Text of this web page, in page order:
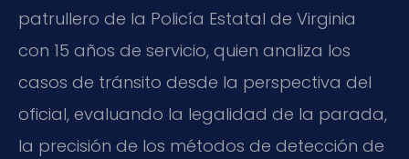
patrullero de la Policía Estatal de Virginia
con 15 años de servicio, quien analiza los
casos de tránsito desde la perspectiva del
oficial, evaluando la legalidad de la parada,
la precisión de los métodos de detección de